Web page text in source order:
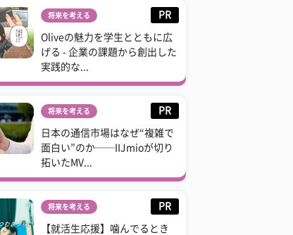
将来を考える PR
Oliveの魅力を学生とともに広
げる - 企業の課題から創出した
実践的な...
将来を考える PR
日本の通信市場はなぜ“複雑で
面白い”のか──IIJmioが切り
拓いたMV...
将来を考える PR
【就活生応援】噛んでるとき